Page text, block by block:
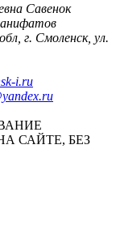
Савенок
г. Смоленск, ул.
i.ru
САЙТЕ, БЕЗ